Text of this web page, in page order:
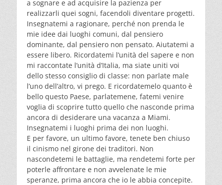
a sognare e ad acquisire la pazienza per
realizzarli quei sogni, facendoli diventare progetti.
Insegnatemi a ragionare, perché non prenda le
mie idee dai luoghi comuni, dal pensiero
dominante, dal pensiero non pensato. Aiutatemi a
essere libero. Ricordatemi l’unità del sapere e non
mi raccontate l’unità d’Italia, ma siate uniti voi
dello stesso consiglio di classe: non parlate male
l’uno dell’altro, vi prego. E ricordatemelo quanto è
bello questo Paese, parlatemene, fatemi venire
voglia di scoprire tutto quello che nasconde prima
ancora di desiderare una vacanza a Miami.
Insegnatemi i luoghi prima dei non luoghi.
E per favore, un ultimo favore, tenete ben chiuso
il cinismo nel girone dei traditori. Non
nascondetemi le battaglie, ma rendetemi forte per
poterle affrontare e non avvelenate le mie
speranze, prima ancora che io le abbia concepite.